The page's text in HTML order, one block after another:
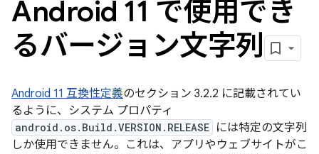
Android 11 で使用でき
るバージョン文字列
Android 11 互換性定義のセクション 3.2.2 に記載されてい
るように、システム プロパティ
android.os.Build.VERSION.RELEASE には特定の文字列
しか使用できません。これは、アプリやウェブサイトがこ